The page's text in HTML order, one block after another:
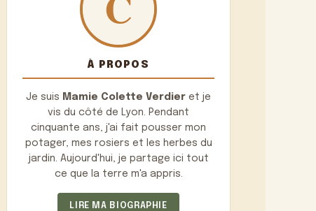
À PROPOS
Je suis Mamie Colette Verdier et je
vis du côté de Lyon. Pendant
cinquante ans, j'ai fait pousser mon
potager, mes rosiers et les herbes du
jardin. Aujourd'hui, je partage ici tout
ce que la terre m'a appris.
LIRE MA BIOGRAPHIE